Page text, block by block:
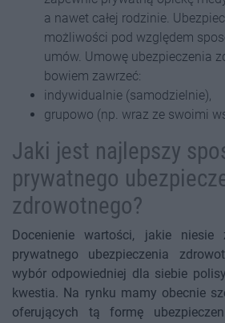
a nawet całej rodzinie.
możliwości pod względem
umów. Umowę ubezpieczenia
bowiem zawrzeć:
indywidualnie (samodzielnie),
grupowo (np. wraz ze swoimi
Jaki jest najlepszy
prywatnego
zdrowotnego?
Docenienie wartości, jakie
prywatnego ubezpieczenia
wybór odpowiedniej dla siebie
kwestia. Na rynku mamy obecnie
oferujących tą formę